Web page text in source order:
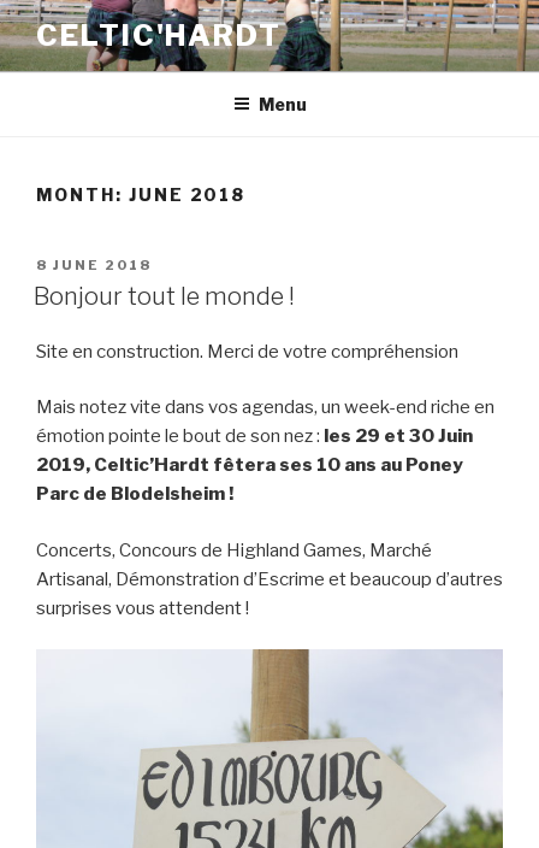
Skip
to
content
CELTIC'HARDT
Menu
MONTH: JUNE 2018
POSTED
ON
8 JUNE 2018
Bonjour tout le monde !
Site en construction. Merci de votre compréhension
Mais notez vite dans vos agendas, un week-end riche en
émotion pointe le bout de son nez : les 29 et 30 Juin
2019, Celtic’Hardt fêtera ses 10 ans au Poney
Parc de Blodelsheim !
Concerts, Concours de Highland Games, Marché
Artisanal, Démonstration d’Escrime et beaucoup d’autres
surprises vous attendent !